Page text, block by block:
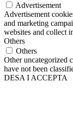
Advertisement
Advertisement
and marketing
websites and collect
Others
Others
Other uncategorized
have not been
DESA I ACCEPTA